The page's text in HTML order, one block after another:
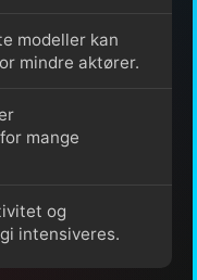
modeller kan
mindre aktører.
mange
og
intensiveres.